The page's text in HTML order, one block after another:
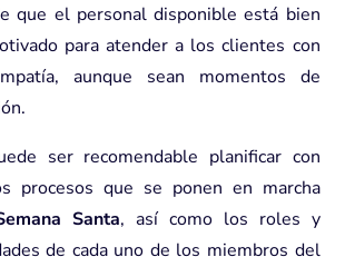
que el personal disponible está bien
para atender a los clientes con
aunque sean momentos de
ser recomendable planificar con
procesos que se ponen en marcha
Santa, así como los roles y
de cada uno de los miembros del